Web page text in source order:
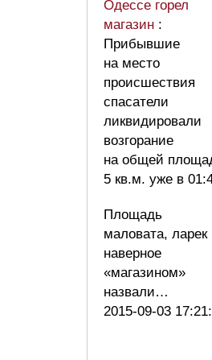
Одессе горел
магазин :
Прибывшие
на место
происшествия
спасатели
ликвидировали
возгорание
на общей
5 кв.м. уже в
Площадь
маловата, ларек
наверное
«магазином»
назвали…
2015-09-03